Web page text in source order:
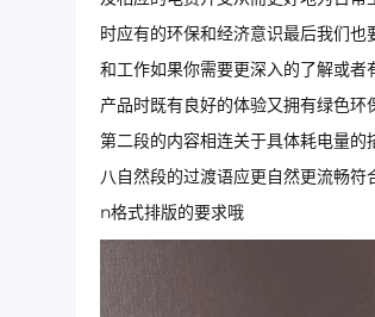
时应有的环保和经济意识最后我们
和工作如果你需要更深入的了解或
产品时既有良好的体验又拥有绿色
第二段的内容相连关于具体耗电量
八自然段的过渡语应更自然更流畅
n格式排版的要求哦